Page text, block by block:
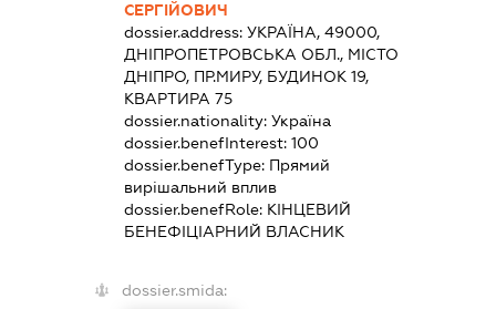
СЕРГІЙОВИЧ
dossier.address:УКРАЇНА, 49000,
ДНІПРОПЕТРОВСЬКА ОБЛ., МІСТО
ДНІПРО, ПР.МИРУ, БУДИНОК 19,
КВАРТИРА 75
dossier.nationality:Україна
dossier.benefInterest:100
dossier.benefType: Прямий
вирішальний вплив
dossier.benefRole: КІНЦЕВИЙ
БЕНЕФІЦІАРНИЙ ВЛАСНИК
dossier.smida: